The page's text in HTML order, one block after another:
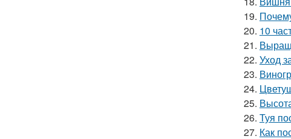
19.
20. 10
21.
22. Уход
23.
24.
25.
26. Туя
27. Как